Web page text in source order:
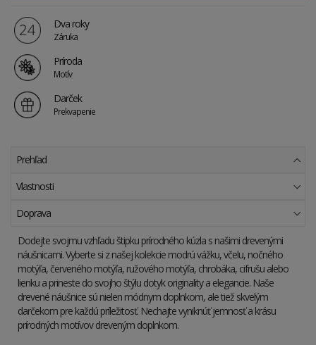
Dva roky
Záruka
Príroda
Motív
Darček
Prekvapenie
Prehľad
Vlastnosti
Doprava
Dodejte svojmu vzhľadu štipku prírodného kúzla s našimi drevenými
náušnicami. Vyberte si z našej kolekcie modrú vážku, včelu, nočného
motýľa, červeného motýľa, ružového motýľa, chrobáka, cifrušu alebo
lienku a prineste do svojho štýlu dotyk originality a elegancie. Naše
drevené náušnice sú nielen módnym doplnkom, ale tiež skvelým
darčekom pre každú príležitosť. Nechajte vyniknúť jemnosť a krásu
prírodných motívov dreveným doplnkom.